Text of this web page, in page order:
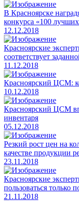
В Красноярске
конкурса «100
12.12.2018
Красноярские
соответствует
11.12.2018
Красноярский ЦСМ:
10.12.2018
Красноярский ЦСМ
инвентаря
05.12.2018
Резкий рост цен на
качестве продукции
23.11.2018
Красноярские
пользоваться
21.11.2018